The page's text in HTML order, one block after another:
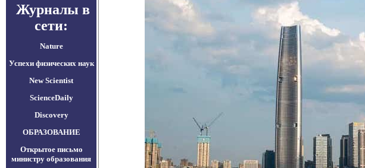
Журналы в
сети:
Nature
Успехи физических наук
New Scientist
ScienceDaily
Discovery
ОБРАЗОВАНИЕ
Открытое письмо
министру образования